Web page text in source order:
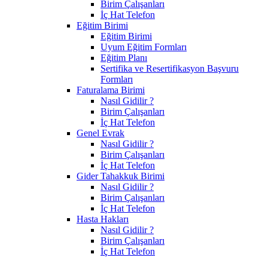
Birim Çalışanları
İç Hat Telefon
Eğitim Birimi
Eğitim Birimi
Uyum Eğitim Formları
Eğitim Planı
Sertifika ve Resertifikasyon Başvuru
Formları
Faturalama Birimi
Nasıl Gidilir ?
Birim Çalışanları
İç Hat Telefon
Genel Evrak
Nasıl Gidilir ?
Birim Çalışanları
İç Hat Telefon
Gider Tahakkuk Birimi
Nasıl Gidilir ?
Birim Çalışanları
İç Hat Telefon
Hasta Hakları
Nasıl Gidilir ?
Birim Çalışanları
İç Hat Telefon